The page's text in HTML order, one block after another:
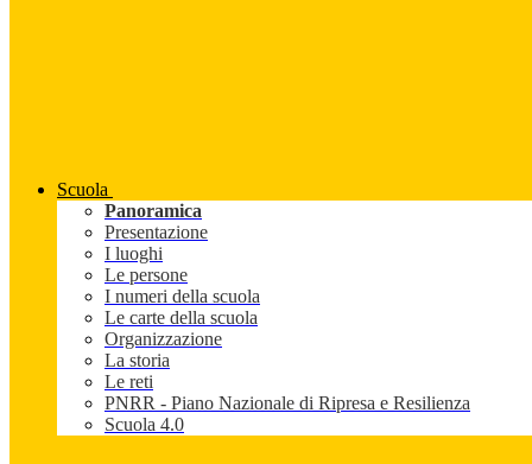
Scuola
Panoramica
Presentazione
I luoghi
Le persone
I numeri della scuola
Le carte della scuola
Organizzazione
La storia
Le reti
PNRR - Piano Nazionale di Ripresa e Resilienza
Scuola 4.0